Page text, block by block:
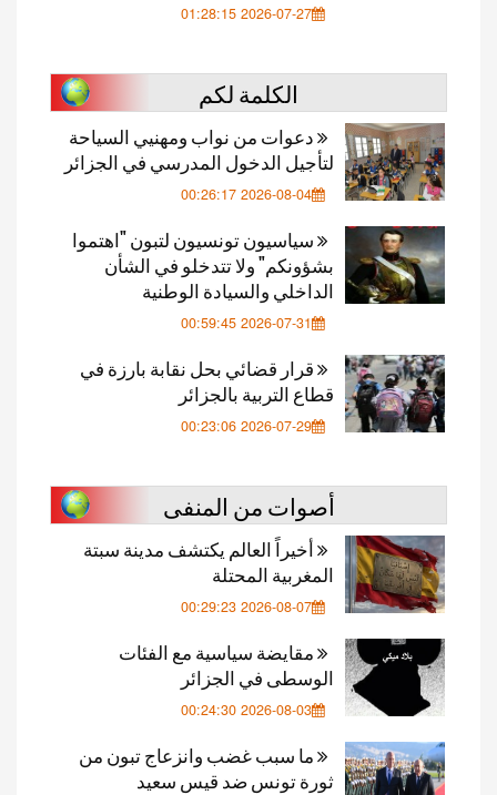
2026-07-27 01:28:15
الكلمة لكم
دعوات من نواب ومهنيي السياحة
لتأجيل الدخول المدرسي في الجزائر
2026-08-04 00:26:17
سياسيون تونسيون لتبون "اهتموا
بشؤونكم" ولا تتدخلو في الشأن
الداخلي والسيادة الوطنية
2026-07-31 00:59:45
قرار قضائي بحل نقابة بارزة في
قطاع التربية بالجزائر
2026-07-29 00:23:06
أصوات من المنفى
أخيراً العالم يكتشف مدينة سبتة
المغربية المحتلة
2026-08-07 00:29:23
مقايضة سياسية مع الفئات
الوسطى في الجزائر
2026-08-03 00:24:30
ما سبب غضب وانزعاج تبون من
ثورة تونس ضد قيس سعيد